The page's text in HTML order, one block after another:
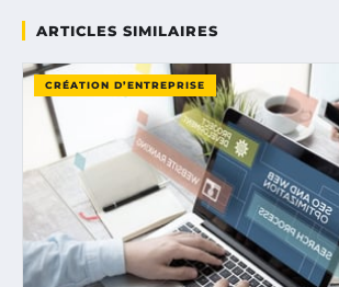
ARTICLES SIMILAIRES
CRÉATION D’ENTREPRISE